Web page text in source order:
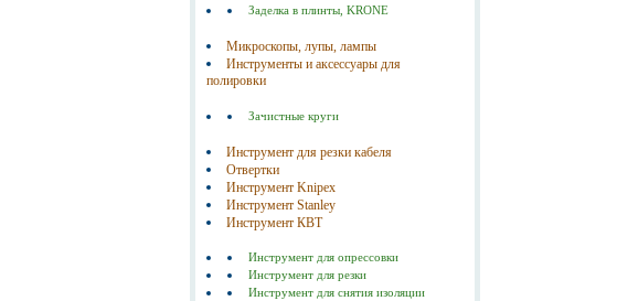
Заделка в плинты, KRONE
Микроскопы, лупы, лампы
Инструменты и аксессуары для
полировки
Зачистные круги
Инструмент для резки кабеля
Отвертки
Инструмент Knipex
Инструмент Stanley
Инструмент КВТ
Инструмент для опрессовки
Инструмент для резки
Инструмент для снятия изоляции